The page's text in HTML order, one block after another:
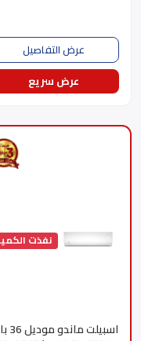
عرض التفاصيل
عرض سريع
نفذت